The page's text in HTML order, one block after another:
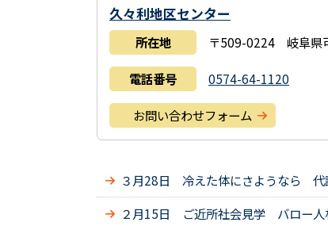
久々利地区センター
所在地 〒509-0224 岐阜県
電話番号 0574-64-1120
お問い合わせフォーム
３月28日 冷えた体にさようなら
２月15日 ご近所社会見学 バロー人